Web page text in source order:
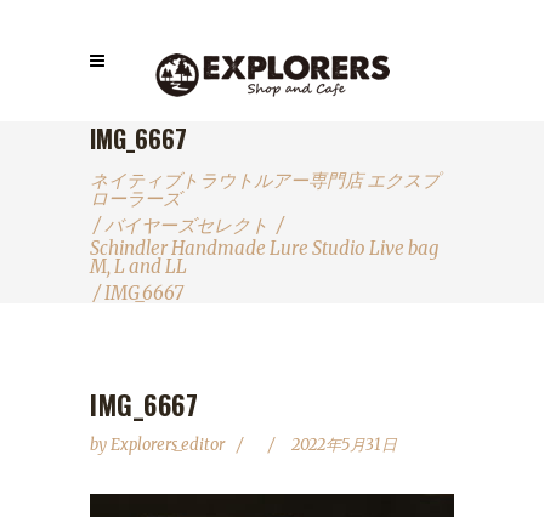
IMG_6667
ネイティブトラウトルアー専門店 エクスプ
ローラーズ
/バイヤーズセレクト /
Schindler Handmade Lure Studio Live bag
M, L and LL
/IMG_6667
IMG_6667
byExplorers_editor 2022年5月31日